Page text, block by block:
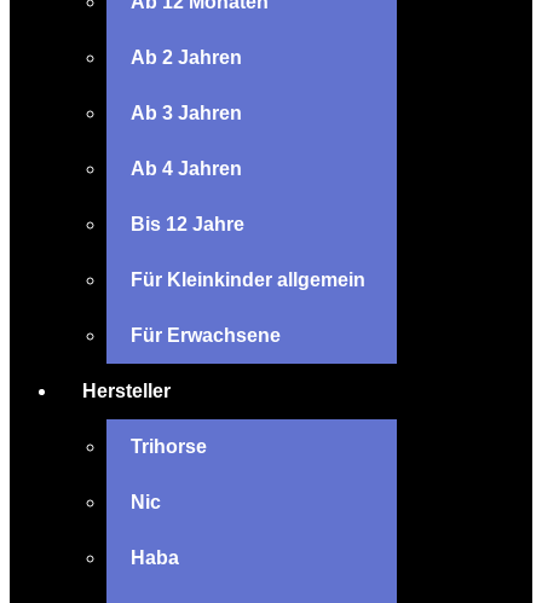
Ab 2 Jahren
Ab 3 Jahren
Ab 4 Jahren
Bis 12 Jahre
Für Kleinkinder allgemein
Für Erwachsene
Hersteller
Trihorse
Nic
Haba